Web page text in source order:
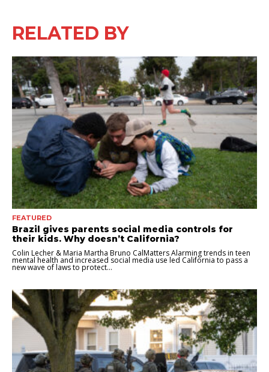
RELATED BY
FEATURED
Brazil gives parents social media controls for
their kids. Why doesn’t California?
Colin Lecher & Maria Martha Bruno CalMatters Alarming trends in teen
mental health and increased social media use led California to pass a
new wave of laws to protect...